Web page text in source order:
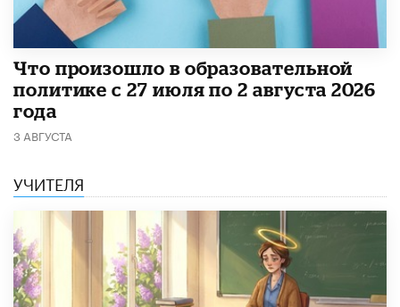
​Что произошло в образовательной
политике с 27 июля по 2 августа 2026
года
3 АВГУСТА
УЧИТЕЛЯ